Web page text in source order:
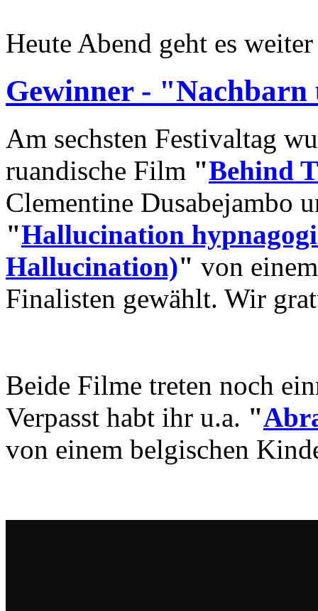
Heute Abend geht es
Gewinner -
Am sechsten Festivaltag
ruandische Film "Behind
Clementine Dusabejambo
"Hallucination
Hallucination)" von
Finalisten gewählt. Wir
Beide Filme treten noch
Verpasst habt ihr u.a. "
von einem belgischen